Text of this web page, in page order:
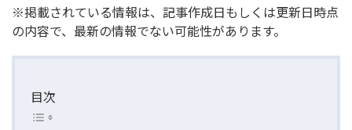
※掲載されている情報は、記事作成日もしくは更新日時点
の内容で、最新の情報でない可能性があります。
目次